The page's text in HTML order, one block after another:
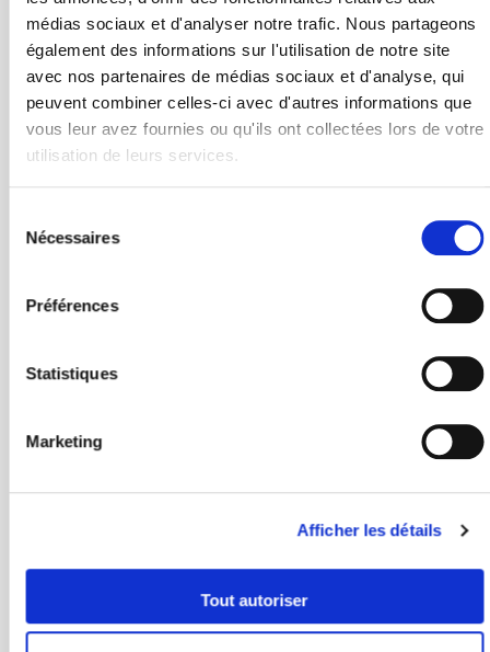
médias sociaux et d'analyser notre trafic. Nous partageons
également des informations sur l'utilisation de notre site
avec nos partenaires de médias sociaux et d'analyse, qui
peuvent combiner celles-ci avec d'autres informations que
vous leur avez fournies ou qu'ils ont collectées lors de votre
utilisation de leurs services.
Nécessaires
Préférences
Statistiques
Marketing
Afficher les détails
Tout autoriser
ÉTRANGER
L'été selon vous. Le voyage avec nous.